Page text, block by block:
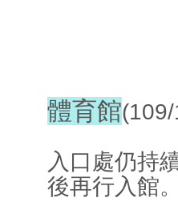
體育館
入口處仍持
後再行入館